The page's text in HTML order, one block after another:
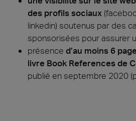
des profils sociaux
linkedin) soutenus par des
sponsorisées pour assurer
présence d’au moins 6
livre Book References de
publié en septembre 2020